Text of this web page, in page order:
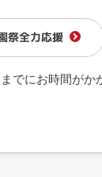
祭全力応援
にお時間が